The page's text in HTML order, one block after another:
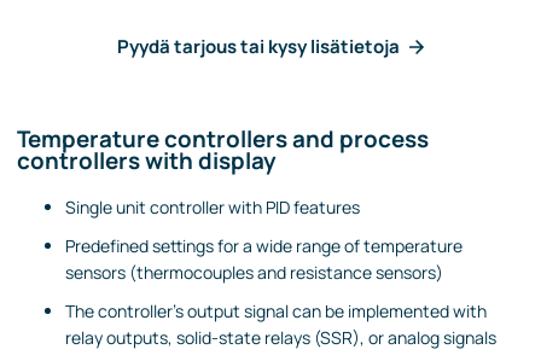
Pyydä tarjous tai kysy lisätietoja
Temperature controllers and process
controllers with display
Single unit controller with PID features
Predefined settings for a wide range of temperature
sensors (thermocouples and resistance sensors)
The controller’s output signal can be implemented with
relay outputs, solid-state relays (SSR), or analog signals